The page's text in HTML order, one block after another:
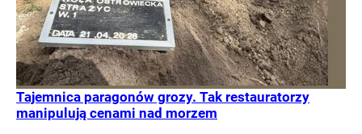
Tajemnica paragonów grozy. Tak restauratorzy
manipulują cenami nad morzem